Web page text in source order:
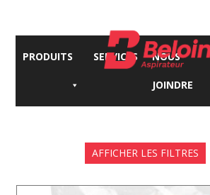
PRODUITS SERVICES NOUS
JOINDRE
AFFICHER LES FILTRES